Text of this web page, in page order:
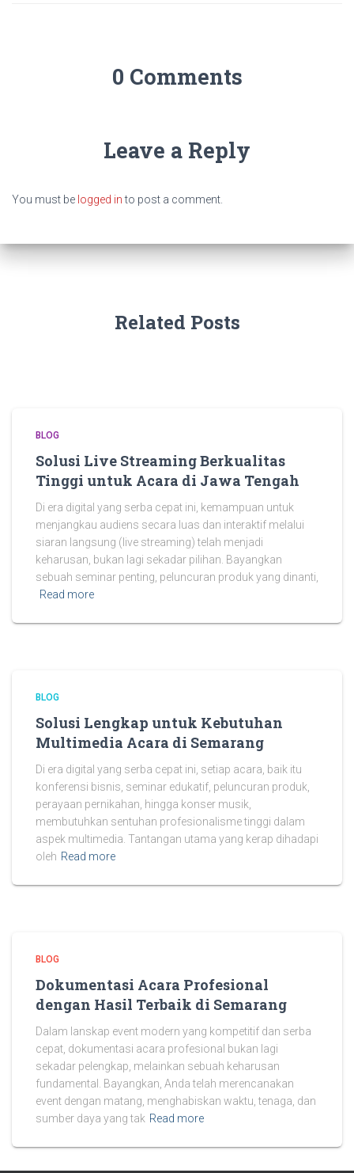
0 Comments
Leave a Reply
You must be logged into post a comment.
Related Posts
BLOG
Solusi Live Streaming Berkualitas
Tinggi untuk Acara di Jawa Tengah
Di era digital yang serba cepat ini, kemampuan untuk
menjangkau audiens secara luas dan interaktif melalui
siaran langsung (live streaming) telah menjadi
keharusan, bukan lagi sekadar pilihan. Bayangkan
sebuah seminar penting, peluncuran produk yang dinanti,
Read more
BLOG
Solusi Lengkap untuk Kebutuhan
Multimedia Acara di Semarang
Di era digital yang serba cepat ini, setiap acara, baik itu
konferensi bisnis, seminar edukatif, peluncuran produk,
perayaan pernikahan, hingga konser musik,
membutuhkan sentuhan profesionalisme tinggi dalam
aspek multimedia. Tantangan utama yang kerap dihadapi
oleh Read more
BLOG
Dokumentasi Acara Profesional
dengan Hasil Terbaik di Semarang
Dalam lanskap event modern yang kompetitif dan serba
cepat, dokumentasi acara profesional bukan lagi
sekadar pelengkap, melainkan sebuah keharusan
fundamental. Bayangkan, Anda telah merencanakan
event dengan matang, menghabiskan waktu, tenaga, dan
sumber daya yang tak Read more